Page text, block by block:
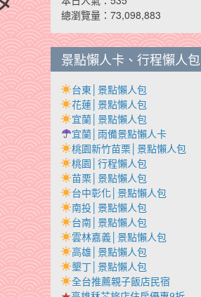
總瀏覽量：73,098,883
景點懶人卡、行程懶人包
台東│景點懶人包
花蓮│景點懶人包
宜蘭│景點懶人包
宜蘭│雨備景點懶人卡
桃園新竹苗栗│景點懶人包
桃園│行程懶人包
苗栗│景點懶人包
台中彰化│景點懶人包
南投│景點懶人包
台南│景點懶人包
雲林嘉義│景點懶人包
高雄│景點懶人包
墾丁│景點懶人包
全台推薦親子飯店民宿